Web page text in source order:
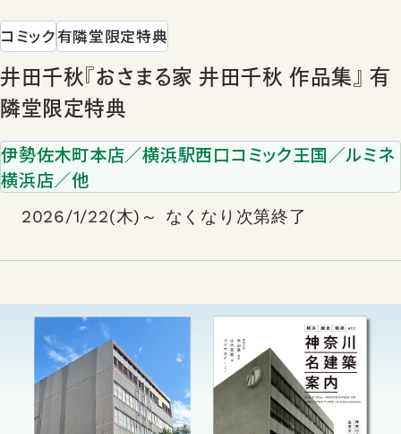
コミック有隣堂限定特典
井田千秋『おさまる家 井田千秋 作品集』 有
隣堂限定特典
伊勢佐木町本店／横浜駅西口コミック王国／ルミネ
横浜店／他
2026/1/22(木)～ なくなり次第終了